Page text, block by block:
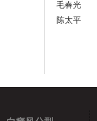
毛春光
陈太平